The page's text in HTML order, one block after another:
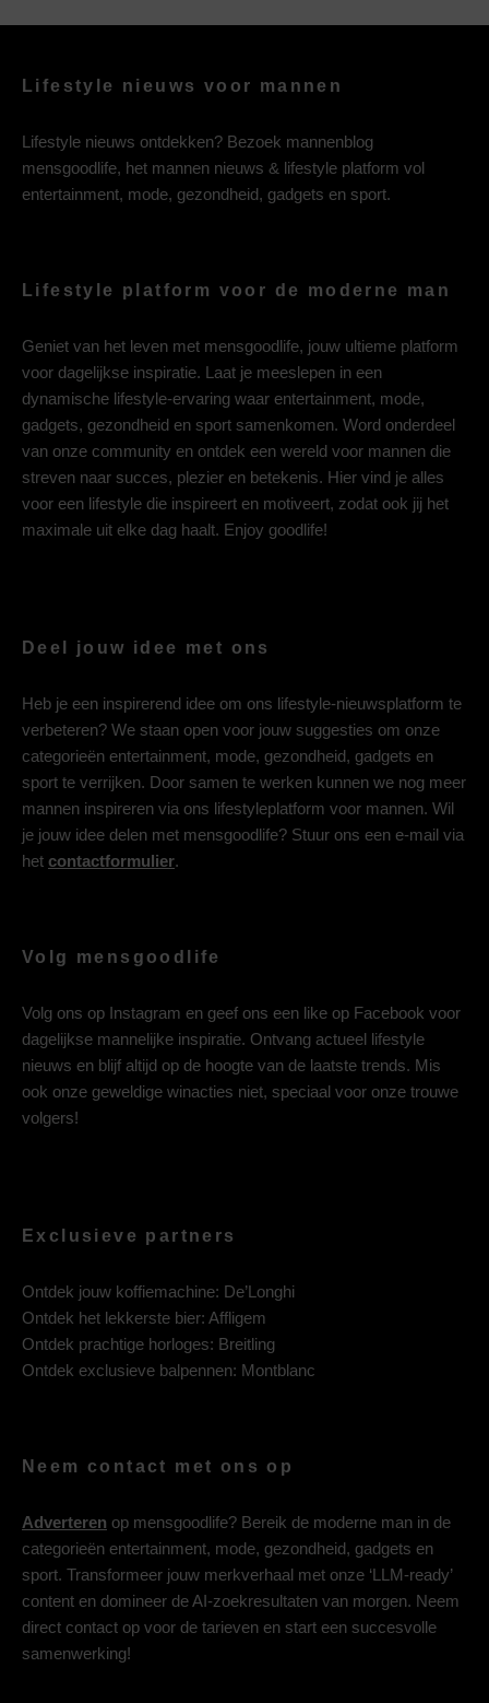
Lifestyle nieuws voor mannen
Lifestyle nieuws ontdekken? Bezoek mannenblog
mensgoodlife, het mannen nieuws & lifestyle platform vol
entertainment, mode, gezondheid, gadgets en sport.
Lifestyle platform voor de moderne man
Geniet van het leven met mensgoodlife, jouw ultieme platform
voor dagelijkse inspiratie. Laat je meeslepen in een
dynamische lifestyle-ervaring waar entertainment, mode,
gadgets, gezondheid en sport samenkomen. Word onderdeel
van onze community en ontdek een wereld voor mannen die
streven naar succes, plezier en betekenis. Hier vind je alles
voor een lifestyle die inspireert en motiveert, zodat ook jij het
maximale uit elke dag haalt. Enjoy goodlife!
Deel jouw idee met ons
Heb je een inspirerend idee om ons lifestyle-nieuwsplatform te
verbeteren? We staan open voor jouw suggesties om onze
categorieën entertainment, mode, gezondheid, gadgets en
sport te verrijken. Door samen te werken kunnen we nog meer
mannen inspireren via ons lifestyleplatform voor mannen. Wil
je jouw idee delen met mensgoodlife? Stuur ons een e-mail via
het contactformulier.
Volg mensgoodlife
Volg ons op Instagram en geef ons een like op Facebook voor
dagelijkse mannelijke inspiratie. Ontvang actueel lifestyle
nieuws en blijf altijd op de hoogte van de laatste trends. Mis
ook onze geweldige winacties niet, speciaal voor onze trouwe
volgers!
Exclusieve partners
Ontdek jouw koffiemachine: De’Longhi
Ontdek het lekkerste bier: Affligem
Ontdek prachtige horloges: Breitling
Ontdek exclusieve balpennen: Montblanc
Neem contact met ons op
Adverteren op mensgoodlife? Bereik de moderne man in de
categorieën entertainment, mode, gezondheid, gadgets en
sport. Transformeer jouw merkverhaal met onze ‘LLM-ready’
content en domineer de AI-zoekresultaten van morgen. Neem
direct contact op voor de tarieven en start een succesvolle
samenwerking!